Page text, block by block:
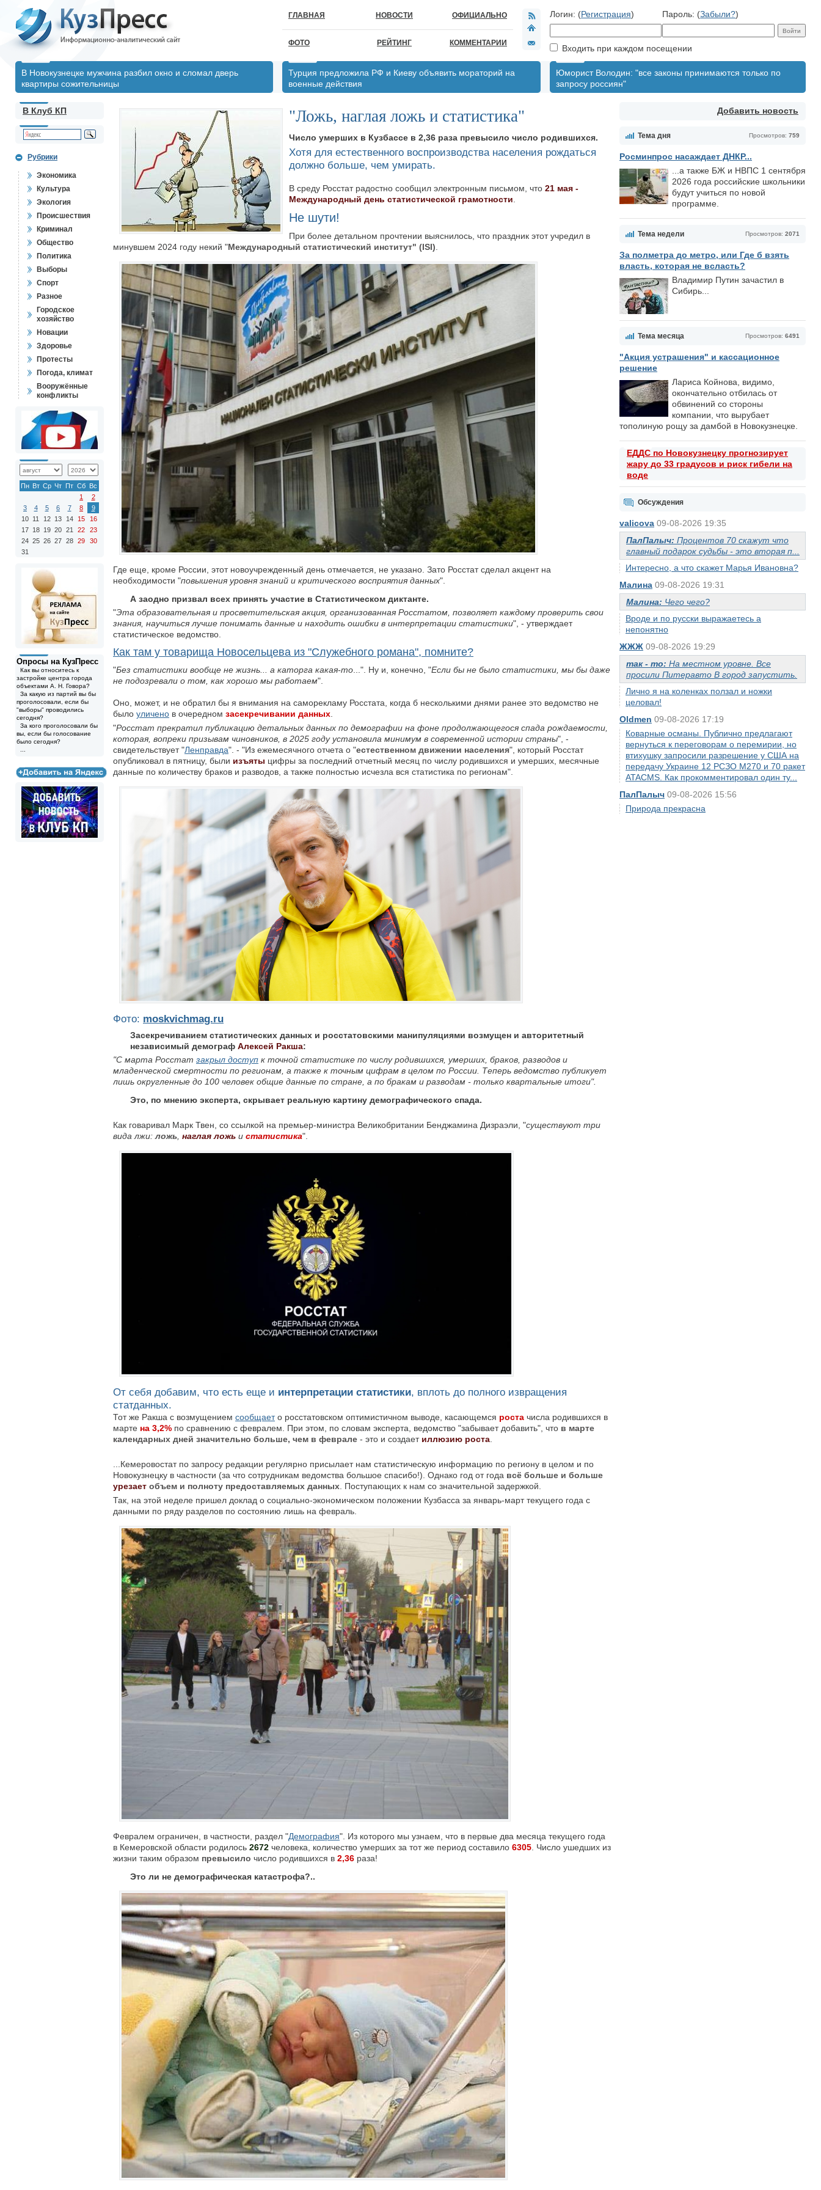
ГЛАВНАЯ НОВОСТИ ОФИЦИАЛЬНО
ФОТО РЕЙТИНГ КОММЕНТАРИИ
Логин: (Регистрация) Пароль: (Забыли?)
Входить при каждом посещении
В Новокузнецке мужчина разбил окно и сломал дверь
квартиры сожительницы
Турция предложила РФ и Киеву объявить мораторий на
военные действия
Юморист Володин: "все законы принимаются только по
запросу россиян"
Добавить новость
Просмотров: 759
Тема дня
Росминпрос насаждает ДНКР...
...а также БЖ и НВПС 1 сентября
2026 года российские школьники
будут учиться по новой
программе.
Просмотров: 2071
Тема недели
За полметра до метро, или Где б взять
власть, которая не всласть?
Владимир Путин зачастил в
Сибирь...
Просмотров: 6491
Тема месяца
"Акция устрашения" и кассационное
решение
Лариса Койнова, видимо,
окончательно отбилась от
обвинений со стороны
компании, что вырубает
тополиную рощу за дамбой в Новокузнецке.
ЕДДС по Новокузнецку прогнозирует
жару до 33 градусов и риск гибели на
воде
Обсуждения
valicova 09-08-2026 19:35
ПалПалыч: Процентов 70 скажут что
главный подарок судьбы - это вторая п...
Интересно, а что скажет Марья Ивановна?
Малина 09-08-2026 19:31
Малина: Чего чего?
Вроде и по русски выражаетесь а
непонятно
ЖЖЖ 09-08-2026 19:29
так - то: На местном уровне. Все
просили Питеравто В город запустить.
Лично я на коленках ползал и ножки
целовал!
Oldmen 09-08-2026 17:19
Коварные османы. Публично предлагают
вернуться к переговорам о перемирии, но
втихушку запросили разрешение у США на
передачу Украине 12 РСЗО M270 и 70 ракет
ATACMS. Как прокомментировал один ту...
ПалПалыч 09-08-2026 15:56
Природа прекрасна
В Клуб КП
Рубрики
Экономика
Культура
Экология
Происшествия
Криминал
Общество
Политика
Выборы
Спорт
Разное
Городское
хозяйство
Новации
Здоровье
Протесты
Погода, климат
Вооружённые
конфликты
Пн Вт Ср Чт Пт Сб Вс
1
2
3
4 5 6 7 8
9
10 11 12 13 14 15
16
17 18 19 20 21 22
23
24 25 26 27 28 29
30
31
Опросы на КузПресс
Как вы относитесь к
застройке центра города
объектами А. Н. Говора?
За какую из партий вы бы
проголосовали, если бы
"выборы" проводились
сегодня?
За кого проголосовали бы
вы, если бы голосование
было сегодня?
"Ложь, наглая ложь и статистика"
Число умерших в Кузбассе в 2,36 раза превысило число родившихся.
Хотя для естественного воспроизводства населения рождаться
должно больше, чем умирать.
В среду Росстат радостно сообщил электронным письмом, что 21 мая -
Международный день статистической грамотности
Не шути!
При более детальном прочтении выяснилось, что праздник этот учредил в
минувшем 2024 году некий "Международный статистический институт" (ISI)
Где еще, кроме России, этот новоучрежденный день отмечается, не указано. Зато Росстат сделал акцент на
необходимости "повышения уровня знаний и критического восприятия данных".
А заодно призвал всех принять участие в Статистическом диктанте.
"Эта образовательная и просветительская акция, организованная Росстатом, позволяет каждому проверить свои
знания, научиться лучше понимать данные и находить ошибки в интерпретации статистики", - утверждает
статистическое ведомство.
Как там у товарища Новосельцева из "Служебного романа", помните?
"Без статистики вообще не жизнь... а каторга какая-то ...". Ну и, конечно, "Если бы не было статистики, мы бы даже
не подозревали о том, как хорошо мы работаем".
Оно, может, и не обратил бы я внимания на саморекламу Росстата, когда б несколькими днями ранее это ведомство не
было уличено в очередном засекречивании данных
"Росстат прекратил публикацию детальных данных по демографии на фоне продолжающегося спада рождаемости,
которая, вопреки призывам чиновников, в 2025 году установила минимум в современной истории страны", -
свидетельствует "Ленправда". - "Из ежемесячного отчета о "естественном движении населения", который Росстат
опубликовал в пятницу, были изъяты цифры за последний отчетный месяц по числу родившихся и умерших, месячные
данные по количеству браков и разводов, а также полностью исчезла вся статистика по регионам".
Фото: moskvichmag.ru
Засекречиванием статистических данных и росстатовскими манипуляциями возмущен и авторитетный
независимый демограф Алексей Ракша:
"С марта Росстат закрыл доступ к точной статистике по числу родившихся, умерших, браков, разводов и
младенческой смертности по регионам, а также к точным цифрам в целом по России. Теперь ведомство публикует
лишь округленные до 100 человек общие данные по стране, а по бракам и разводам - только квартальные итоги".
Это, по мнению эксперта, скрывает реальную картину демографического спада.
Как говаривал Марк Твен, со ссылкой на премьер-министра Великобритании Бенджамина Дизраэли, "существуют три
вида лжи: ложь наглая ложь и статистика".
От себя добавим, что есть еще и интерпретации статистики, вплоть до полного извращения
статданных.
Тот же Ракша с возмущением сообщаето росстатовском оптимистичном выводе, касающемся роста числа родившихся в
марте на 3,2% по сравнению с февралем. При этом, по словам эксперта, ведомство "забывает добавить", что в марте
календарных дней значительно больше, чем в феврале - это и создает иллюзию роста
...Кемеровостат по запросу редакции регулярно присылает нам статистическую информацию по региону в целом и по
Новокузнецку в частности (за что сотрудникам ведомства большое спасибо!). Однако год от года всё больше и больше
урезает объем и полноту предоставляемых данных . Поступающих к нам со значительной задержкой.
Так, на этой неделе пришел доклад о социально-экономическом положении Кузбасса за январь-март текущего года с
данными по ряду разделов по состоянию лишь на февраль.
Февралем ограничен, в частности, раздел "Демография". Из которого мы узнаем, что в первые два месяца текущего года
в Кемеровской области родилось 2672 человека, количество умерших за тот же период составило 6305 . Число ушедших из
жизни таким образом превысило число родившихся в 2,36 раза!
Это ли не демографическая катастрофа?..